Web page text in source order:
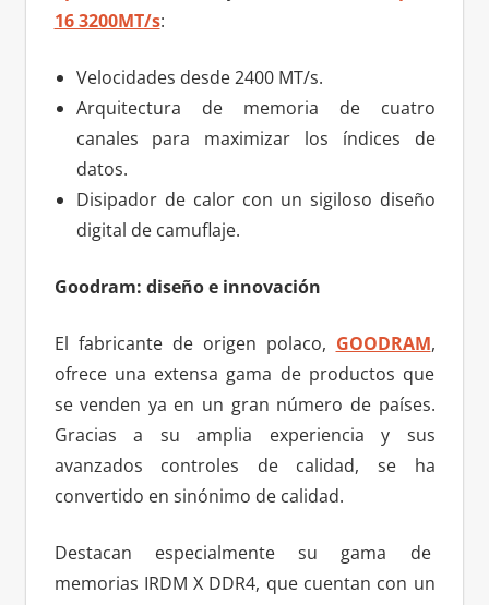
16 3200MT/s:
Velocidades desde 2400 MT/s.
Arquitectura de memoria de cuatro
canales para maximizar los índices de
datos.
Disipador de calor con un sigiloso diseño
digital de camuflaje.
Goodram: diseño e innovación
El fabricante de origen polaco, GOODRAM,
ofrece una extensa gama de productos que
se venden ya en un gran número de países.
Gracias a su amplia experiencia y sus
avanzados controles de calidad, se ha
convertido en sinónimo de calidad.
Destacan especialmente su gama de
memorias IRDM X DDR4, que cuentan con un